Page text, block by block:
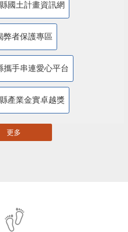
國土計畫資訊網
弊者保護專區
攜手串連愛心平台
產業金實卓越獎
更多